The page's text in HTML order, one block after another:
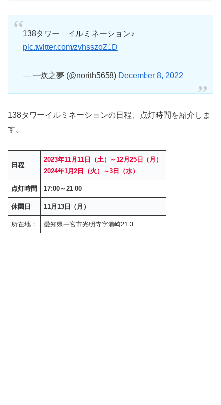
138タワー イルミネーション♪
pic.twitter.com/zvhsszoZ1D
— 一炊之夢 (@norith5658) December 8, 2022
138タワーイルミネーションの日程、点灯時間を紹介しま
す。
日程
2023年11月11日（土）～12月25日（月）
2024年1月2日（火）～3日（水）
点灯時間 17:00～21:00
休園日 11月13日（月）
所在地： 愛知県一宮市光明寺字浦崎21-3